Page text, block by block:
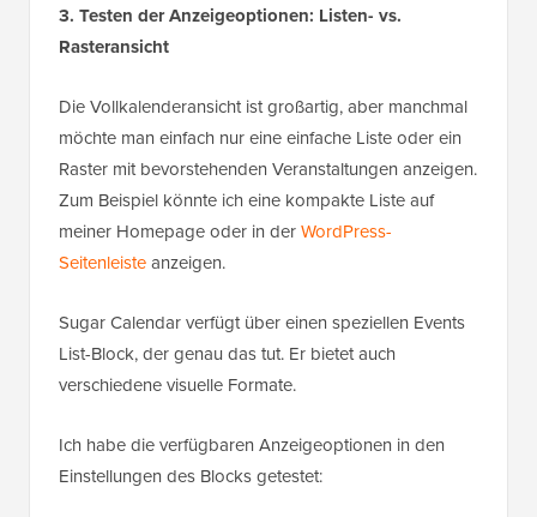
3. Testen der Anzeigeoptionen: Listen- vs.
Rasteransicht
Die Vollkalenderansicht ist großartig, aber manchmal
möchte man einfach nur eine einfache Liste oder ein
Raster mit bevorstehenden Veranstaltungen anzeigen.
Zum Beispiel könnte ich eine kompakte Liste auf
meiner Homepage oder in derWordPress-
Seitenleisteanzeigen.
Sugar Calendar verfügt über einen speziellen Events
List-Block, der genau das tut. Er bietet auch
verschiedene visuelle Formate.
Ich habe die verfügbaren Anzeigeoptionen in den
Einstellungen des Blocks getestet: